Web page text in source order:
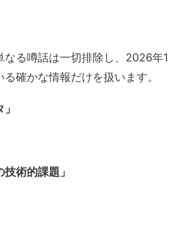
なる噂話は一切排除し、2026年1
る確かな情報だけを扱います。
技術的課題」